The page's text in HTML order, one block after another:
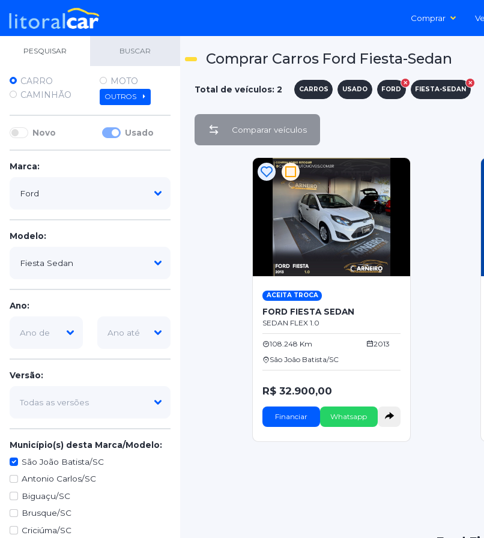
Comprar
PESQUISAR BUSCAR
CARRO
MOTO
CAMINHÃO
OUTROS
Novo Usado
Marca:
Modelo:
Ano:
Versão:
Município(s) desta Marca/Modelo:
São João Batista/SC
Antonio Carlos/SC
Biguaçu/SC
Brusque/SC
Criciúma/SC
Comprar Carros Ford Fiesta-Sedan
Total de veículos: 2 CARROS USADO FORD FIESTA-SEDAN
Comparar veículos
ACEITA TROCA
FORD FIESTA SEDAN
SEDAN FLEX 1.0
108.248 Km
2013
São João Batista/SC
R$ 32.900,00
Financiar Whatsapp